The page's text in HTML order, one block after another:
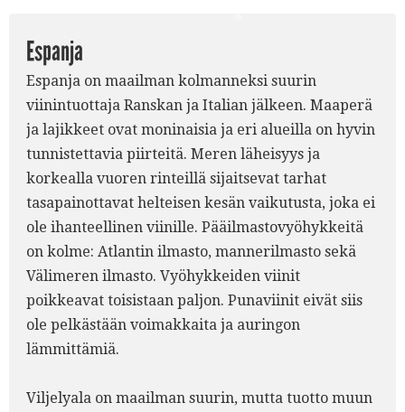
Espanja
Espanja on maailman kolmanneksi suurin
viinintuottaja Ranskan ja Italian jälkeen. Maaperä
ja lajikkeet ovat moninaisia ja eri alueilla on hyvin
tunnistettavia piirteitä. Meren läheisyys ja
korkealla vuoren rinteillä sijaitsevat tarhat
tasapainottavat helteisen kesän vaikutusta, joka ei
ole ihanteellinen viinille. Pääilmastovyöhykkeitä
on kolme: Atlantin ilmasto, mannerilmasto sekä
Välimeren ilmasto. Vyöhykkeiden viinit
poikkeavat toisistaan paljon. Punaviinit eivät siis
ole pelkästään voimakkaita ja auringon
lämmittämiä.
Viljelyala on maailman suurin, mutta tuotto muun